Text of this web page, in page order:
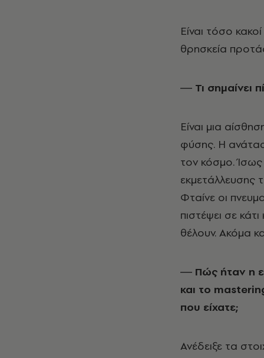
Είναι τόσο
θρησκεία
― Τι σημαίνει
Είναι μια
φύσης. Η
τον κόσμο. Ίσως
εκμετάλλευσης
Φταίνε οι
πιστέψει σε
θέλουν. Ακόμα
― Πώς ήταν η
και το
που είχατε;
Ανέδειξε τα